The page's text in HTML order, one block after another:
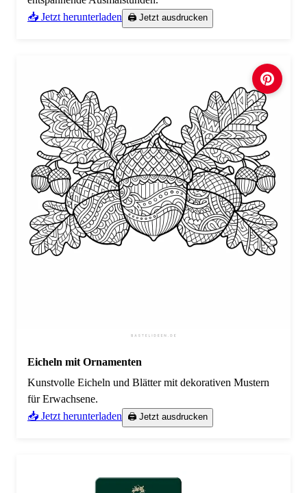
📥 Jetzt herunterladen
🖨️ Jetzt ausdrucken
Eicheln mit Ornamenten
Kunstvolle Eicheln und Blätter mit dekorativen Mustern
für Erwachsene.
📥 Jetzt herunterladen
🖨️ Jetzt ausdrucken